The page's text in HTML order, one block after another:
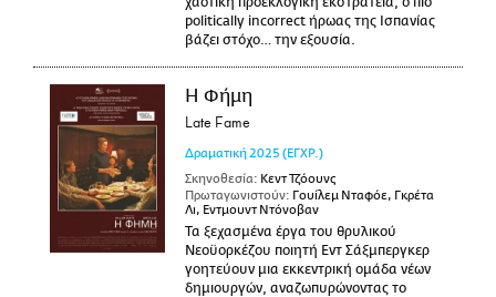
politically incorrect ήρωας της Ισπανίας
βάζει στόχο… την εξουσία.
Η Φήμη
Late Fame
Δραματική 2025 (ΕΓΧΡ.)
Σκηνοθεσία: Κεντ Τζόουνς
Πρωταγωνιστούν: Γουίλεμ Νταφόε, Γκρέτα
Λι, Εντμουντ Ντόνοβαν
Τα ξεχασμένα έργα του θρυλικού
Νεοϋορκέζου ποιητή Εντ Σάξμπεργκερ
γοητεύουν μια εκκεντρική ομάδα νέων
δημιουργών, αναζωπυρώνοντας το